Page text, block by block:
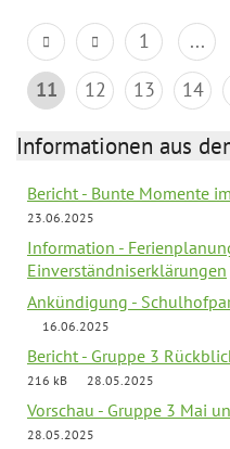
1 ...
11
12 13 14
Informationen aus
Bericht - Bunte Momente
23.06.2025
Information -
Einverständniserklärungen
Ankündigung -
16.06.2025
Bericht - Gruppe 3
216 kB
28.05.2025
Vorschau - Gruppe 3 Mai
28.05.2025